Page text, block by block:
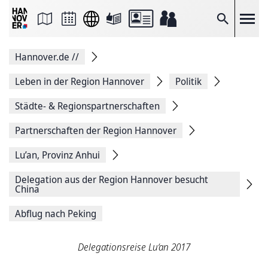
Suche
Seite
Facebook
teilen
Seitenlink
Seite
Hannover.de //
Leben in der Region Hannover
Politik
Städte- & Regionspartnerschaften
Partnerschaften der Region Hannover
Lu’an, Provinz Anhui
Delegation aus der Region Hannover besucht
China
Abflug nach Peking
Delegationsreise Lu‘an 2017